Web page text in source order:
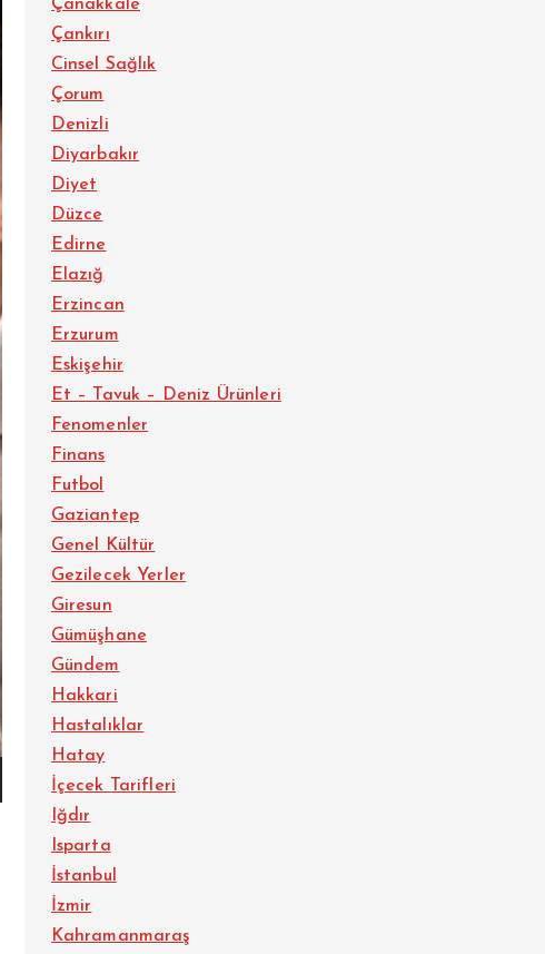
Çanakkale
Çankırı
Cinsel Sağlık
Çorum
Denizli
Diyarbakır
Diyet
Düzce
Edirne
Elazığ
Erzincan
Erzurum
Eskişehir
Et – Tavuk – Deniz Ürünleri
Fenomenler
Finans
Futbol
Gaziantep
Genel Kültür
Gezilecek Yerler
Giresun
Gümüşhane
Gündem
Hakkari
Hastalıklar
Hatay
İçecek Tarifleri
Iğdır
Isparta
İstanbul
İzmir
Kahramanmaraş